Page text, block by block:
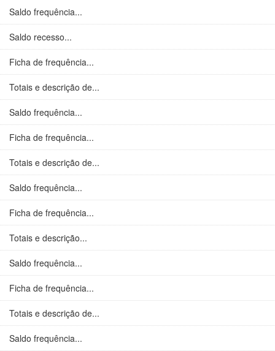
Saldo frequência...
Saldo recesso...
Ficha de frequência...
Totais e descrição de...
Saldo frequência...
Ficha de frequência...
Totais e descrição de...
Saldo frequência...
Ficha de frequência...
Totais e descrição...
Saldo frequência...
Ficha de frequência...
Totais e descrição de...
Saldo frequência...